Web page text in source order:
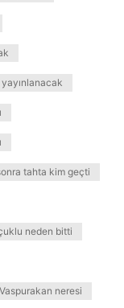
tahta kim geçti
neden bitti
Vaspurakan neresi